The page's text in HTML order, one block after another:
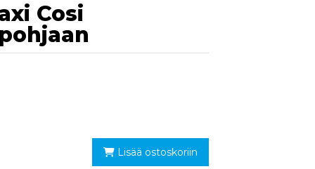
Cosi
Lisää ostoskoriin